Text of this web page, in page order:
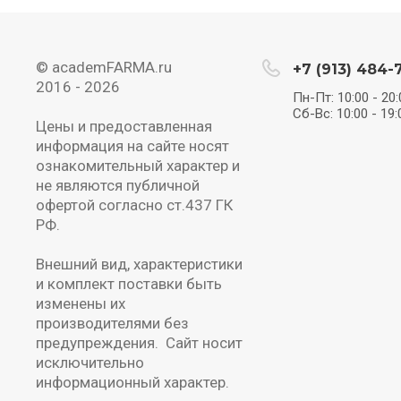
© academFARMA.ru
2016 - 2026
Цены и предоставленная
информация на сайте носят
ознакомительный характер и
не являются публичной
офертой согласно ст.437 ГК
РФ.
Внешний вид, характеристики
и комплект поставки быть
изменены их
производителями без
предупреждения. Сайт носит
исключительно
информационный характер.
+7 (913) 484-
Пн-Пт: 10:00 -
Сб-Вс: 10:00 -